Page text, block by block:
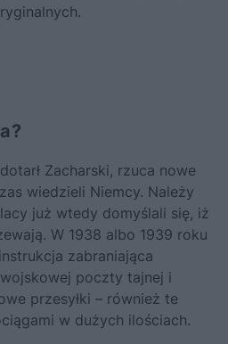
Zacharski, rzuca nowe
wiedzieli Niemcy. Należy
już wtedy domyślali się, iż
W 1938 albo 1939 roku
zabraniająca
wojskowej poczty tajnej i
przesyłki – również te
w dużych ilościach.